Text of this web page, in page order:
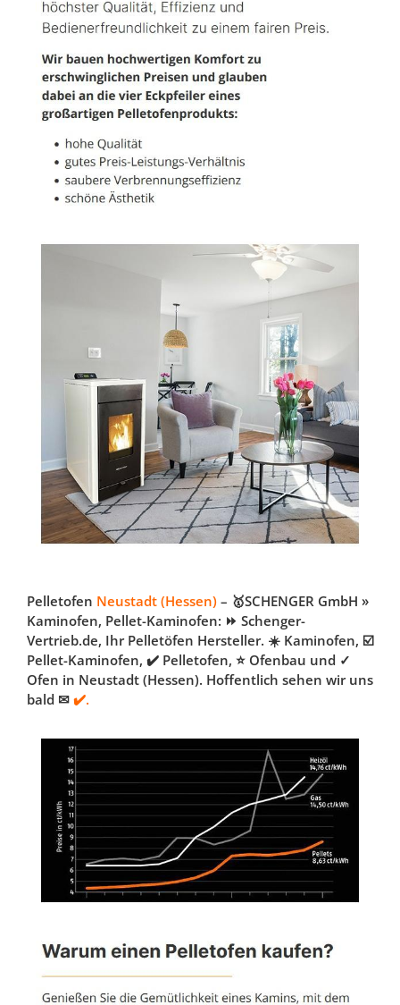
Pelletofen Neustadt (Hessen) – 🥇SCHENGER GmbH »
Kaminofen, Pellet-Kaminofen: ⏩ Schenger-
Vertrieb.de, Ihr Pelletöfen Hersteller. ☀️ Kaminofen, ☑️
Pellet-Kaminofen, ✔️ Pelletofen, ⭐ Ofenbau und ✓
Ofen in Neustadt (Hessen). Hoffentlich sehen wir uns
bald ✉ ✔️.